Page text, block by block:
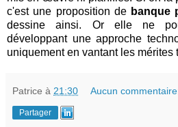
c'est une proposition de banque
dessine ainsi. Or elle ne
développant une approche
uniquement en vantant les mérites
Patrice à 21:30 Aucun
Partager